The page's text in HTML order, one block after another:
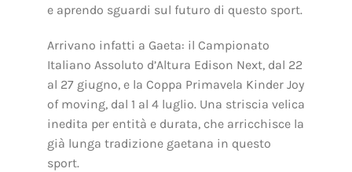
e aprendo sguardi sul futuro di questo sport.
Arrivano infatti a Gaeta: il Campionato
Italiano Assoluto d’Altura Edison Next, dal 22
al 27 giugno, e la Coppa Primavela Kinder Joy
of moving, dal 1 al 4 luglio. Una striscia velica
inedita per entità e durata, che arricchisce la
già lunga tradizione gaetana in questo
sport.